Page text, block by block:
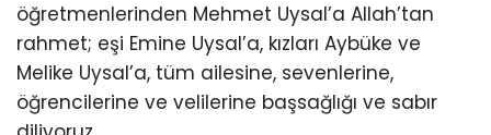
öğretmenlerinden Mehmet Uysal’a Allah’tan
rahmet; eşi Emine Uysal’a, kızları Aybüke ve
Melike Uysal’a, tüm ailesine, sevenlerine,
öğrencilerine ve velilerine başsağlığı ve sabır